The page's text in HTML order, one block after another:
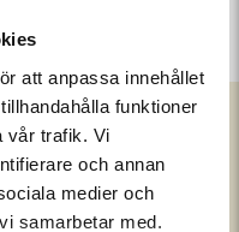
att anpassa innehållet
funktioner
vår trafik. Vi
och annan
medier och
samarbetar med.
oss